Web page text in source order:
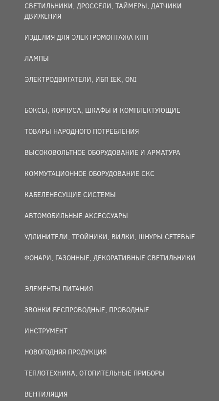
СВЕТИЛЬНИКИ, ДРОССЕЛИ, ТАЙМЕРЫ, ДАТЧИКИ
ДВИЖЕНИЯ
ИЗДЕЛИЯ ДЛЯ ЭЛЕКТРОМОНТАЖА КПП
ЛАМПЫ
ЭЛЕКТРОДВИГАТЕЛИ, ИБП IEK, ONI
БОКСЫ, КОРПУСА, ШКАФЫ И КОМПЛЕКТУЮЩИЕ
ТОВАРЫ НАРОДНОГО ПОТРЕБЛЕНИЯ
ВЫСОКОВОЛЬТНОЕ ОБОРУДОВАНИЕ И АРМАТУРА
КОММУТАЦИОННОЕ ОБОРУДОВАНИЕ СКС
КАБЕЛЕНЕСУЩИЕ СИСТЕМЫ
АВТОМОБИЛЬНЫЕ АКСЕССУАРЫ
УДЛИНИТЕЛИ, ТРОЙНИКИ, ВИЛКИ, ШНУРЫ СЕТЕВЫЕ
ФОНАРИ, ГАЗОННЫЕ, ДЕКОРАТИВНЫЕ СВЕТИЛЬНИКИ
ЭЛЕМЕНТЫ ПИТАНИЯ
ЗВОНКИ БЕСПРОВОДНЫЕ, ПРОВОДНЫЕ
ИНСТРУМЕНТ
НОВОГОДНЯЯ ПРОДУКЦИЯ
ТЕПЛОТЕХНИКА, ОТОПИТЕЛЬНЫЕ ПРИБОРЫ
ВЕНТИЛЯЦИЯ